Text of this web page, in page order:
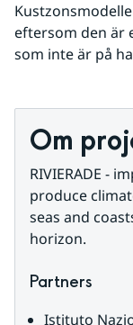
eftersom den är
som inte är på
Om
RIVIERADE -
produce
seas and
horizon.
Partners
Istituto